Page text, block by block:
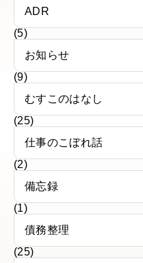
ADR
(5)
お知らせ
(9)
むすこのはなし
(25)
仕事のこぼれ話
(2)
備忘録
(1)
債務整理
(25)